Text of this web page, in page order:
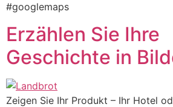
#googlemaps
Erzählen Sie Ihre
Geschichte in
Zeigen Sie Ihr Produkt – Ihr Hotel